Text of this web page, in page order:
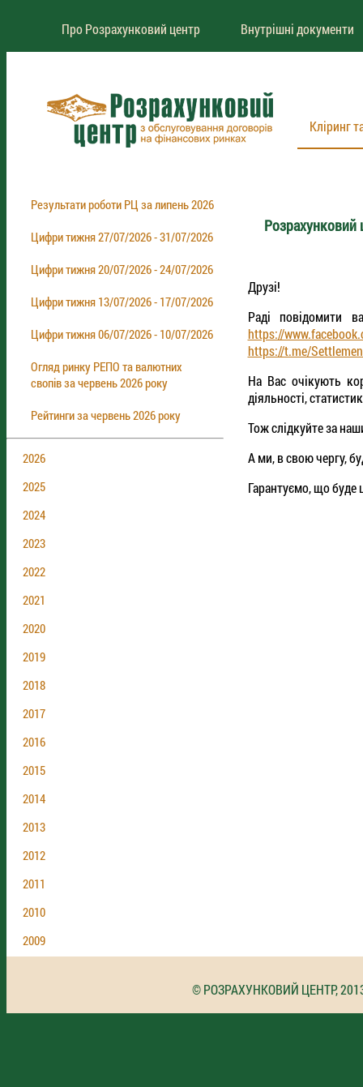
Про Розрахунковий центр Внутрішні документи
Кліринг
Результати роботи РЦ за липень 2026
Цифри тижня 27/07/2026 - 31/07/2026
Цифри тижня 20/07/2026 - 24/07/2026
Цифри тижня 13/07/2026 - 17/07/2026
Цифри тижня 06/07/2026 - 10/07/2026
Огляд ринку РЕПО та валютних
свопів за червень 2026 року
Рейтинги за червень 2026 року
2026
2025
2024
2023
2022
2021
2020
2019
2018
2017
2016
2015
2014
2013
2012
2011
2010
2009
Розрахунковий
Друзі!
Раді повідомити
https://
https://t.me/
На Вас очікують
діяльності,
Тож слідкуйте за
А ми, в свою чергу,
Гарантуємо, що буде
© РОЗРАХУНКОВИЙ ЦЕНТР,